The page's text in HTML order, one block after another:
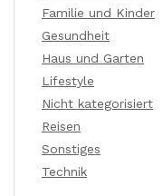
Familie und Kinder
Gesundheit
Haus und Garten
Lifestyle
Nicht kategorisiert
Reisen
Sonstiges
Technik